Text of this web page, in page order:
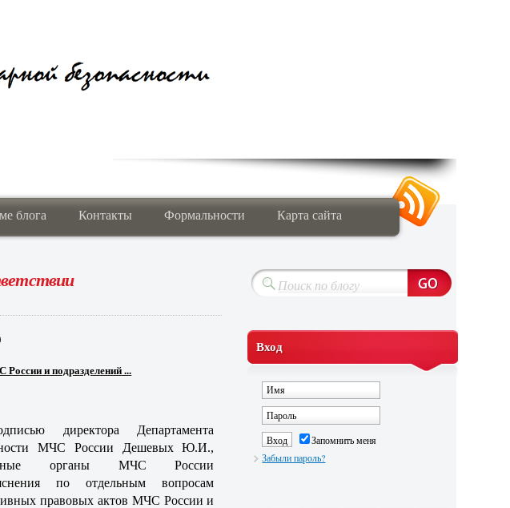
блога Контакты Формальности Карта сайта
и подразделений ...
директора Департамента
МЧС России Дешевых Ю.И.,
органы МЧС России
по отдельным вопросам
правовых актов МЧС России и
Вход
Запомнить меня
Забыли пароль?